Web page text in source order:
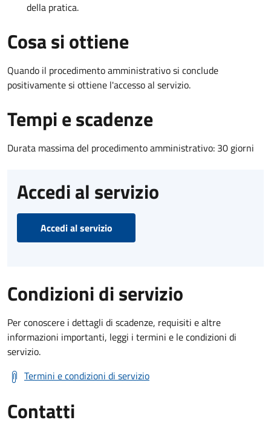
della pratica.
Cosa si ottiene
Quando il procedimento amministrativo si conclude
positivamente si ottiene l'accesso al servizio.
Tempi e scadenze
Durata massima del procedimento amministrativo: 30 giorni
Accedi al servizio
Accedi al servizio
Condizioni di servizio
Per conoscere i dettagli di scadenze, requisiti e altre
informazioni importanti, leggi i termini e le condizioni di
servizio.
Termini e condizioni di servizio
Contatti